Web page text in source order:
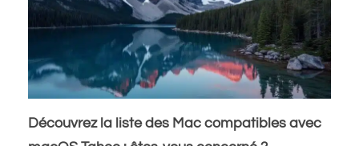
Découvrez la liste des Mac compatibles avec